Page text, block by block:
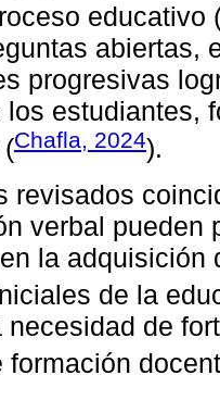
educativo
abiertas,
progresivas
los estudiantes,
Chafla, 2024).
revisados
verbal pueden
la adquisición
de la
necesidad de
formación